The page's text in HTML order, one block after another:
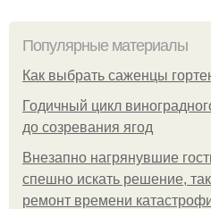
Популярные материалы
Как выбрать саженцы
Годичный цикл
до созревания ягод
Внезапно нагрянувшие
спешно искать решение,
ремонт времени